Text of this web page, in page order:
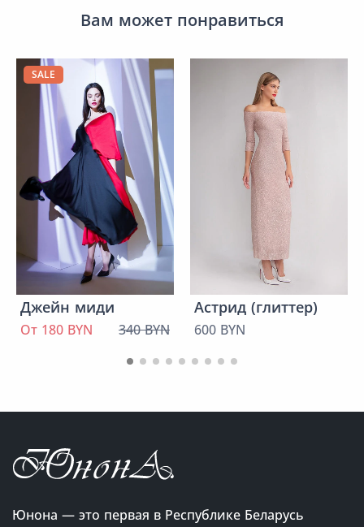
Вам может понравиться
SALE
Джейн миди
От 180 BYN 340 BYN
Астрид (глиттер)
600 BYN
Юнона — это первая в Республике Беларусь